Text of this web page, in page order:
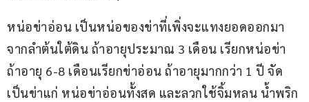
หน่อข่าอ่อน เป็นหน่อของข่าที่เพิ่งจะแทงยอดออกมา
จากลำต้นใต้ดิน ถ้าอายุประมาณ 3 เดือน เรียกหน่อข่า
ถ้าอายุ 6-8 เดือนเรียกข่าอ่อน ถ้าอายุมากกว่า 1 ปี จัด
เป็นข่าแก่ หน่อข่าอ่อนทั้งสด และลวกใช้จิ้มหลน น้ำพริก